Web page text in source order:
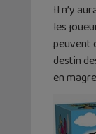
Il n’y
les
peuvent
destin
en